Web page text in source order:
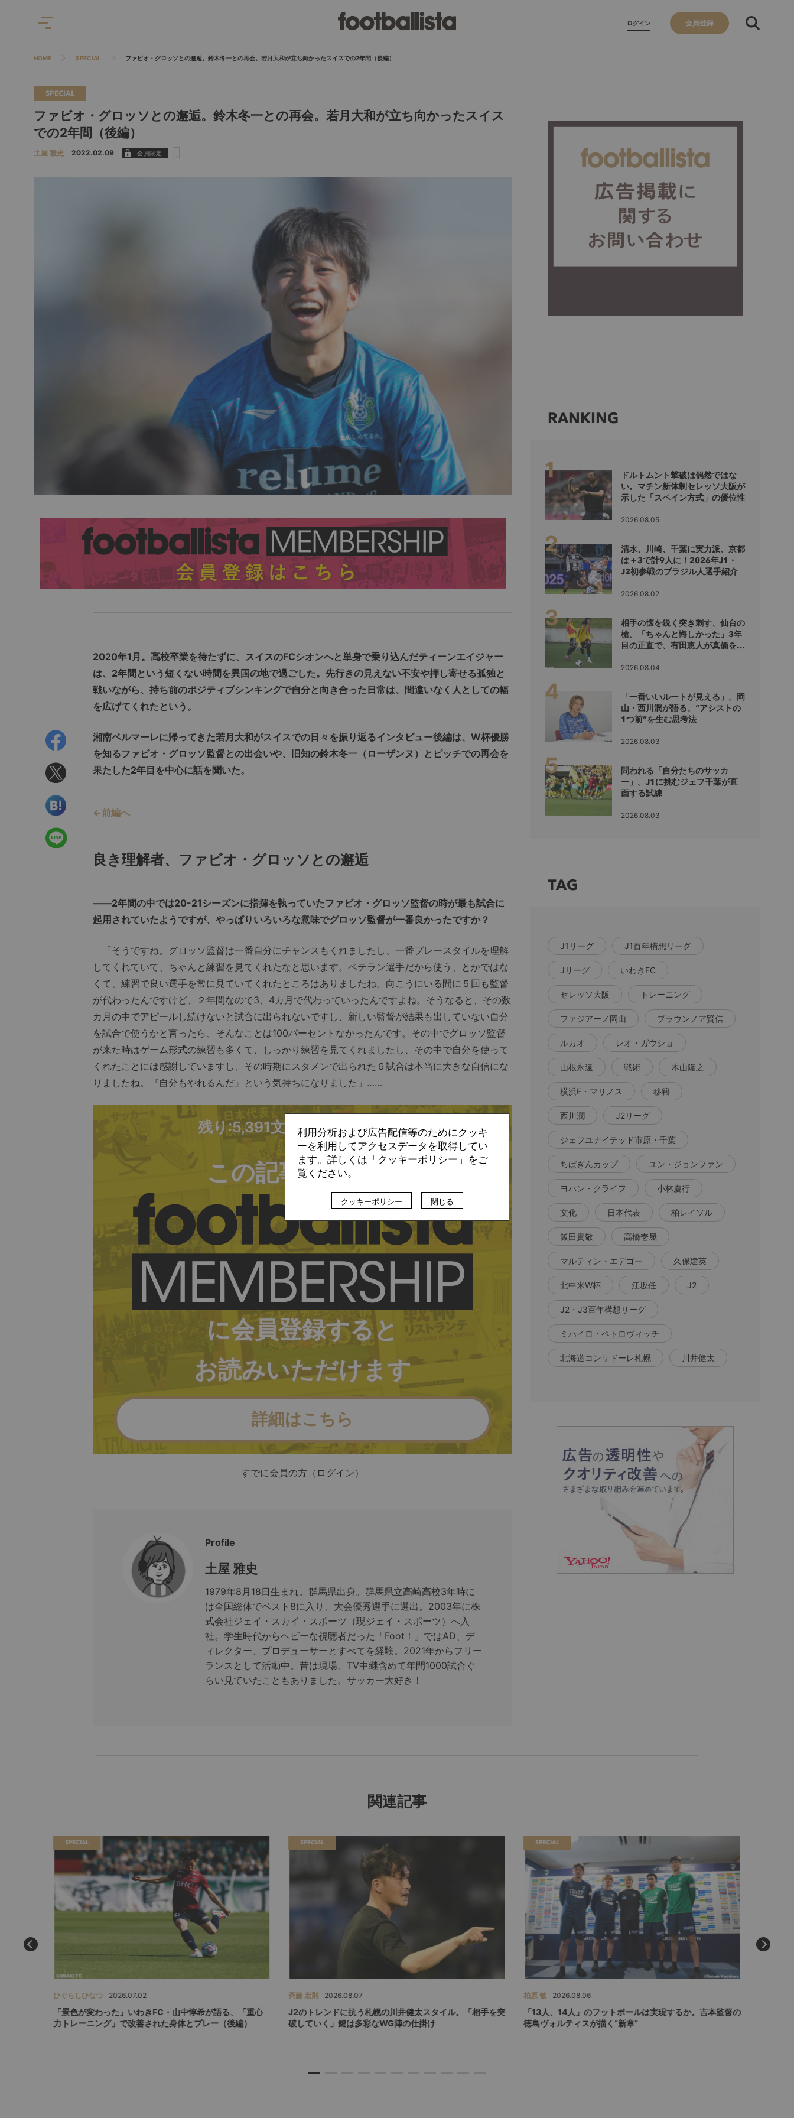
ログイン 会員登録
HOME SPECIAL ファビオ・グロッソとの邂逅。鈴木冬一との再会。若月大和が立ち向かったスイスでの2年間（後編）
SPECIAL
ファビオ・グロッソとの邂逅。鈴木冬一との再会。若月大和が立ち向かったスイス
での2年間（後編）
土屋 雅史 2022.02.09
2020年1月。高校卒業を待たずに、スイスのFCシオンへと単身で乗り込んだティーンエイジャー
は、2年間という短くない時間を異国の地で過ごした。先行きの見えない不安や押し寄せる孤独と
戦いながら、持ち前のポジティブシンキングで自分と向き合った日常は、間違いなく人としての幅
を広げてくれたという。
湘南ベルマーレに帰ってきた若月大和がスイスでの日々を振り返るインタビュー後編は、W杯優勝
を知るファビオ・グロッソ監督との出会いや、旧知の鈴木冬一（ローザンヌ）とピッチでの再会を
果たした2年目を中心に話を聞いた。
←前編へ
良き理解者、ファビオ・グロッソとの邂逅
――2年間の中では20-21シーズンに指揮を執っていたファビオ・グロッソ監督の時が最も試合に
起用されていたようですが、やっぱりいろいろな意味でグロッソ監督が一番良かったですか？
「そうですね。グロッソ監督は一番自分にチャンスもくれましたし、一番プレースタイルを理解
してくれていて、ちゃんと練習を見てくれたなと思います。ベテラン選手だから使う、とかではな
くて、練習で良い選手を常に見ていてくれたところはありましたね。向こうにいる間に５回も監督
が代わったんですけど、２年間なので3、4カ月で代わっていったんですよね。そうなると、その数
カ月の中でアピールし続けないと試合に出られないですし、新しい監督が結果も出していない自分
を試合で使うかと言ったら、そんなことは100パーセントなかったんです。その中でグロッソ監督
が来た時はゲーム形式の練習も多くて、しっかり練習を見てくれましたし、その中で自分を使って
くれたことには感謝していますし、その時期にスタメンで出られた６試合は本当に大きな自信にな
りましたね。『自分もやれるんだ』という気持ちになりました」……
残り:5,391文字/全文:6,134文字
この記事の続きは
に会員登録すると
お読みいただけます
詳細はこちら
すでに会員の方（ログイン）
Profile
土屋 雅史
1979年8月18日生まれ。群馬県出身。群馬県立高崎高校3年時に
は全国総体でベスト8に入り、大会優秀選手に選出。2003年に株
式会社ジェイ・スカイ・スポーツ（現ジェイ・スポーツ）へ入
社。学生時代からヘビーな視聴者だった「Foot！」ではAD、デ
ィレクター、プロデューサーとすべてを経験。2021年からフリー
ランスとして活動中。昔は現場、TV中継含めて年間1000試合ぐ
らい見ていたこともありました。サッカー大好き！
RANKING
ドルトムント撃破は偶然ではな
い。マチン新体制セレッソ大阪が
示した「スペイン方式」の優位性
2026.08.05
清水、川崎、千葉に実力派、京都
は＋3で計9人に！2026年J1・
J2初参戦のブラジル人選手紹介
2026.08.02
相手の懐を鋭く突き刺す、仙台の
槍。「ちゃんと悔しかった」3年
目の正直で、有田恵人が真価を示
2026.08.04
「一番いいルートが見える」。岡
山・西川潤が語る、“アシストの
1つ前”を生む思考法
2026.08.03
問われる「自分たちのサッカ
ー」。J1に挑むジェフ千葉が直
面する試練
2026.08.03
TAG
J1リーグ J1百年構想リーグ
Jリーグ いわきFC
セレッソ大阪 トレーニング
ファジアーノ岡山 ブラウンノア賢信
ルカオ レオ・ガウショ
山根永遠 戦術 木山隆之
横浜F・マリノス 移籍
西川潤 J2リーグ
ジェフユナイテッド市原・千葉
ちばぎんカップ ユン・ジョンファン
ヨハン・クライフ 小林慶行
文化 日本代表 柏レイソル
飯田貴敬 高橋壱晟
マルティン・エデゴー 久保建英
北中米W杯 江坂任 J2
J2・J3百年構想リーグ
ミハイロ・ペトロヴィッチ
北海道コンサドーレ札幌 川井健太
関連記事
SPECIAL
ひぐらしひなつ 2026.07.02
「景色が変わった」いわきFC・山中惇希が語る、「重心
力トレーニング」で改善された身体とプレー（後編）
SPECIAL
斉藤 宏則 2026.08.07
J2のトレンドに抗う札幌の川井健太スタイル。「相手を突
破していく」鍵は多彩なWG陣の仕掛け
SPECIAL
柏原 敏 2026.08.06
「13人、14人」のフットボールは実現するか。吉本監督の
徳島ヴォルティスが描く“新章”
利用分析および広告配信等のためにクッキ
ーを利用してアクセスデータを取得してい
ます。詳しくは「クッキーポリシー」をご
覧ください。
クッキーポリシー 閉じる